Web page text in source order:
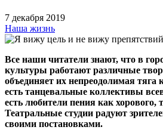
7 декабря 2019
Наша жизнь
Все наши читатели знают, что в
культуры работают различные
объединяет их непреодолимая тяга
есть танцевальные коллективы
есть любители пения как хорового,
Театральные студии радуют
своими постановками.